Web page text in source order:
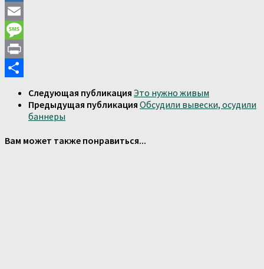
Mail.Ru
Email
Message
Print
Следующая публикация Это нужно живым
Предыдущая публикация Обсудили вывески, осудили
баннеры
Вам может также понравиться...